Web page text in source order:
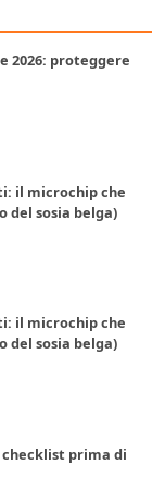
2026: proteggere
il microchip che
del sosia belga)
il microchip che
del sosia belga)
checklist prima di